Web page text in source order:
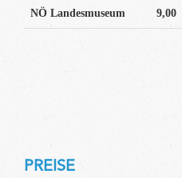
NÖ Landesmuseum 9,00
PREISE